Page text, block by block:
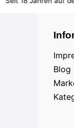
Blog